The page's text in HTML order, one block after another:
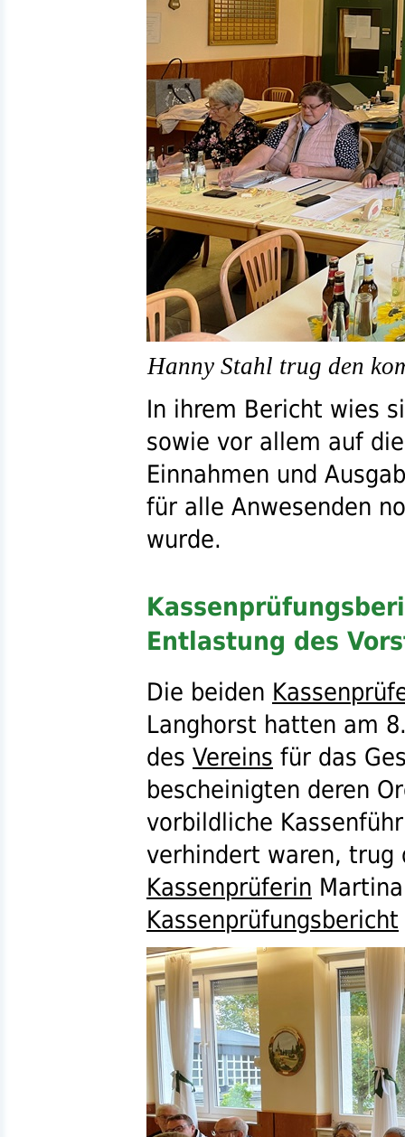
Hanny Stahl trug den
In ihrem Bericht wies
sowie vor allem auf
Einnahmen und
für alle Anwesenden
wurde.
Entlastung des
Die beiden
Langhorst hatten am
des Vereins für das
bescheinigten deren
vorbildliche
verhindert waren,
Kassenprüferin
Kassenprüfungsbericht